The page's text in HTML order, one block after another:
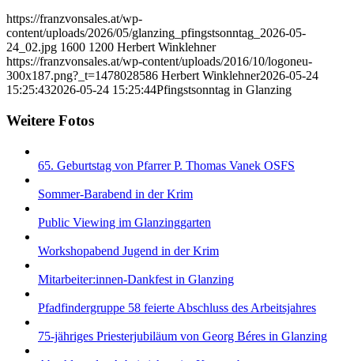
https://franzvonsales.at/wp-
content/uploads/2026/05/glanzing_pfingstsonntag_2026-05-
24_02.jpg 1600 1200 Herbert Winklehner
https://franzvonsales.at/wp-content/uploads/2016/10/logoneu-
300x187.png?_t=1478028586 Herbert Winklehner2026-05-24
15:25:432026-05-24 15:25:44Pfingstsonntag in Glanzing
Weitere Fotos
65. Geburtstag von Pfarrer P. Thomas Vanek OSFS
Sommer-Barabend in der Krim
Public Viewing im Glanzinggarten
Workshopabend Jugend in der Krim
Mitarbeiter:innen-Dankfest in Glanzing
Pfadfindergruppe 58 feierte Abschluss des Arbeitsjahres
75-jähriges Priesterjubiläum von Georg Béres in Glanzing